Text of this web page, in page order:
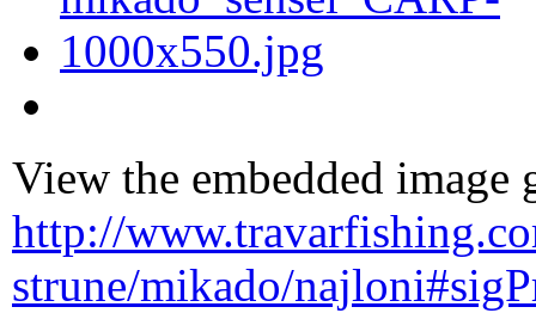
View the embedded image
http://
strune/mikado/